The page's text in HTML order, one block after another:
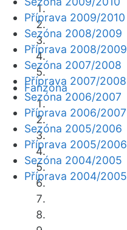
Fanzóna
Příprava 2009/2010
Sezóna 2008/2009
Příprava 2008/2009
Sezóna 2007/2008
Příprava 2007/2008
Sezóna 2006/2007
Příprava 2006/2007
Sezóna 2005/2006
Příprava 2005/2006
Sezóna 2004/2005
Příprava 2004/2005